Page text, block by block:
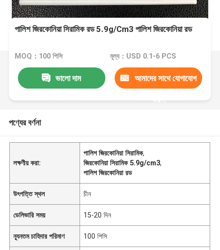
পালিশ জিরকোনিয়া সিরামিক রড 5.9g/Cm3 পালিশ জিরকোনিয়া রড
MOQ：100 পিসি মূল্য：USD 0.1-6 PCS
ভালো দাম আমাদের সাথে যোগাযোগ
করুন
পণ্যের বর্ণনা
লক্ষণীয় করা:
পালিশ জিরকোনিয়া সিরামিক,
জিরকোনিয়া সিরামিক 5.9g/cm3,
পালিশ জিরকোনিয়া রড
উৎপত্তি স্থল চীন
ডেলিভারি সময় 15-20 দিন
ন্যূনতম চাহিদার পরিমাণ 100 পিসি